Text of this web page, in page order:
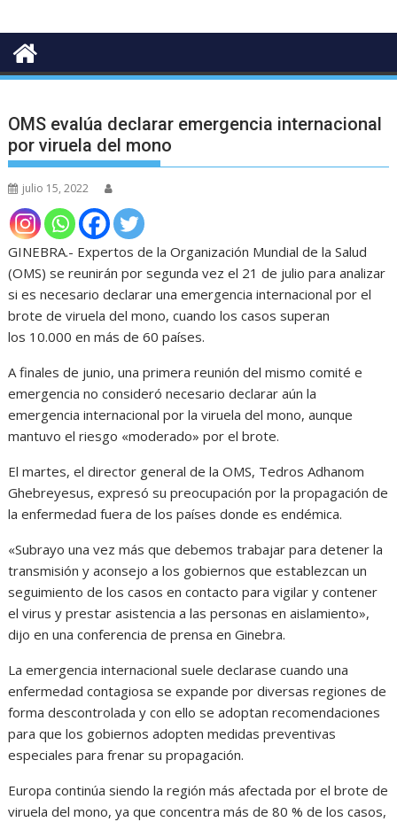
OMS evalúa declarar emergencia internacional
por viruela del mono
julio 15, 2022
GINEBRA.- Expertos de la Organización Mundial de la Salud
(OMS) se reunirán por segunda vez el 21 de julio para analizar
si es necesario declarar una emergencia internacional por el
brote de viruela del mono, cuando los casos superan
los 10.000 en más de 60 países.
A finales de junio, una primera reunión del mismo comité e
emergencia no consideró necesario declarar aún la
emergencia internacional por la viruela del mono, aunque
mantuvo el riesgo «moderado» por el brote.
El martes, el director general de la OMS, Tedros Adhanom
Ghebreyesus, expresó su preocupación por la propagación de
la enfermedad fuera de los países donde es endémica.
«Subrayo una vez más que debemos trabajar para detener la
transmisión y aconsejo a los gobiernos que establezcan un
seguimiento de los casos en contacto para vigilar y contener
el virus y prestar asistencia a las personas en aislamiento»,
dijo en una conferencia de prensa en Ginebra.
La emergencia internacional suele declarase cuando una
enfermedad contagiosa se expande por diversas regiones de
forma descontrolada y con ello se adoptan recomendaciones
para que los gobiernos adopten medidas preventivas
especiales para frenar su propagación.
Europa continúa siendo la región más afectada por el brote de
viruela del mono, ya que concentra más de 80 % de los casos,